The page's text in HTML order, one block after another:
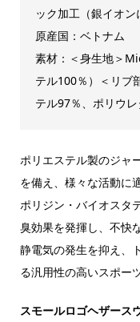
ック加工（銀イオン
原産国：ベトナム
素材：＜身生地＞
テル100％）＜リブ
テル97％、ポリウレ
ポリエステル製のジャ
を備え、様々な活動に
ポリジン・バイオスタ
臭効果を発揮し、不快
静電気の発生を抑え、
る汎用性の高いスポー
スモールロゴヘザース